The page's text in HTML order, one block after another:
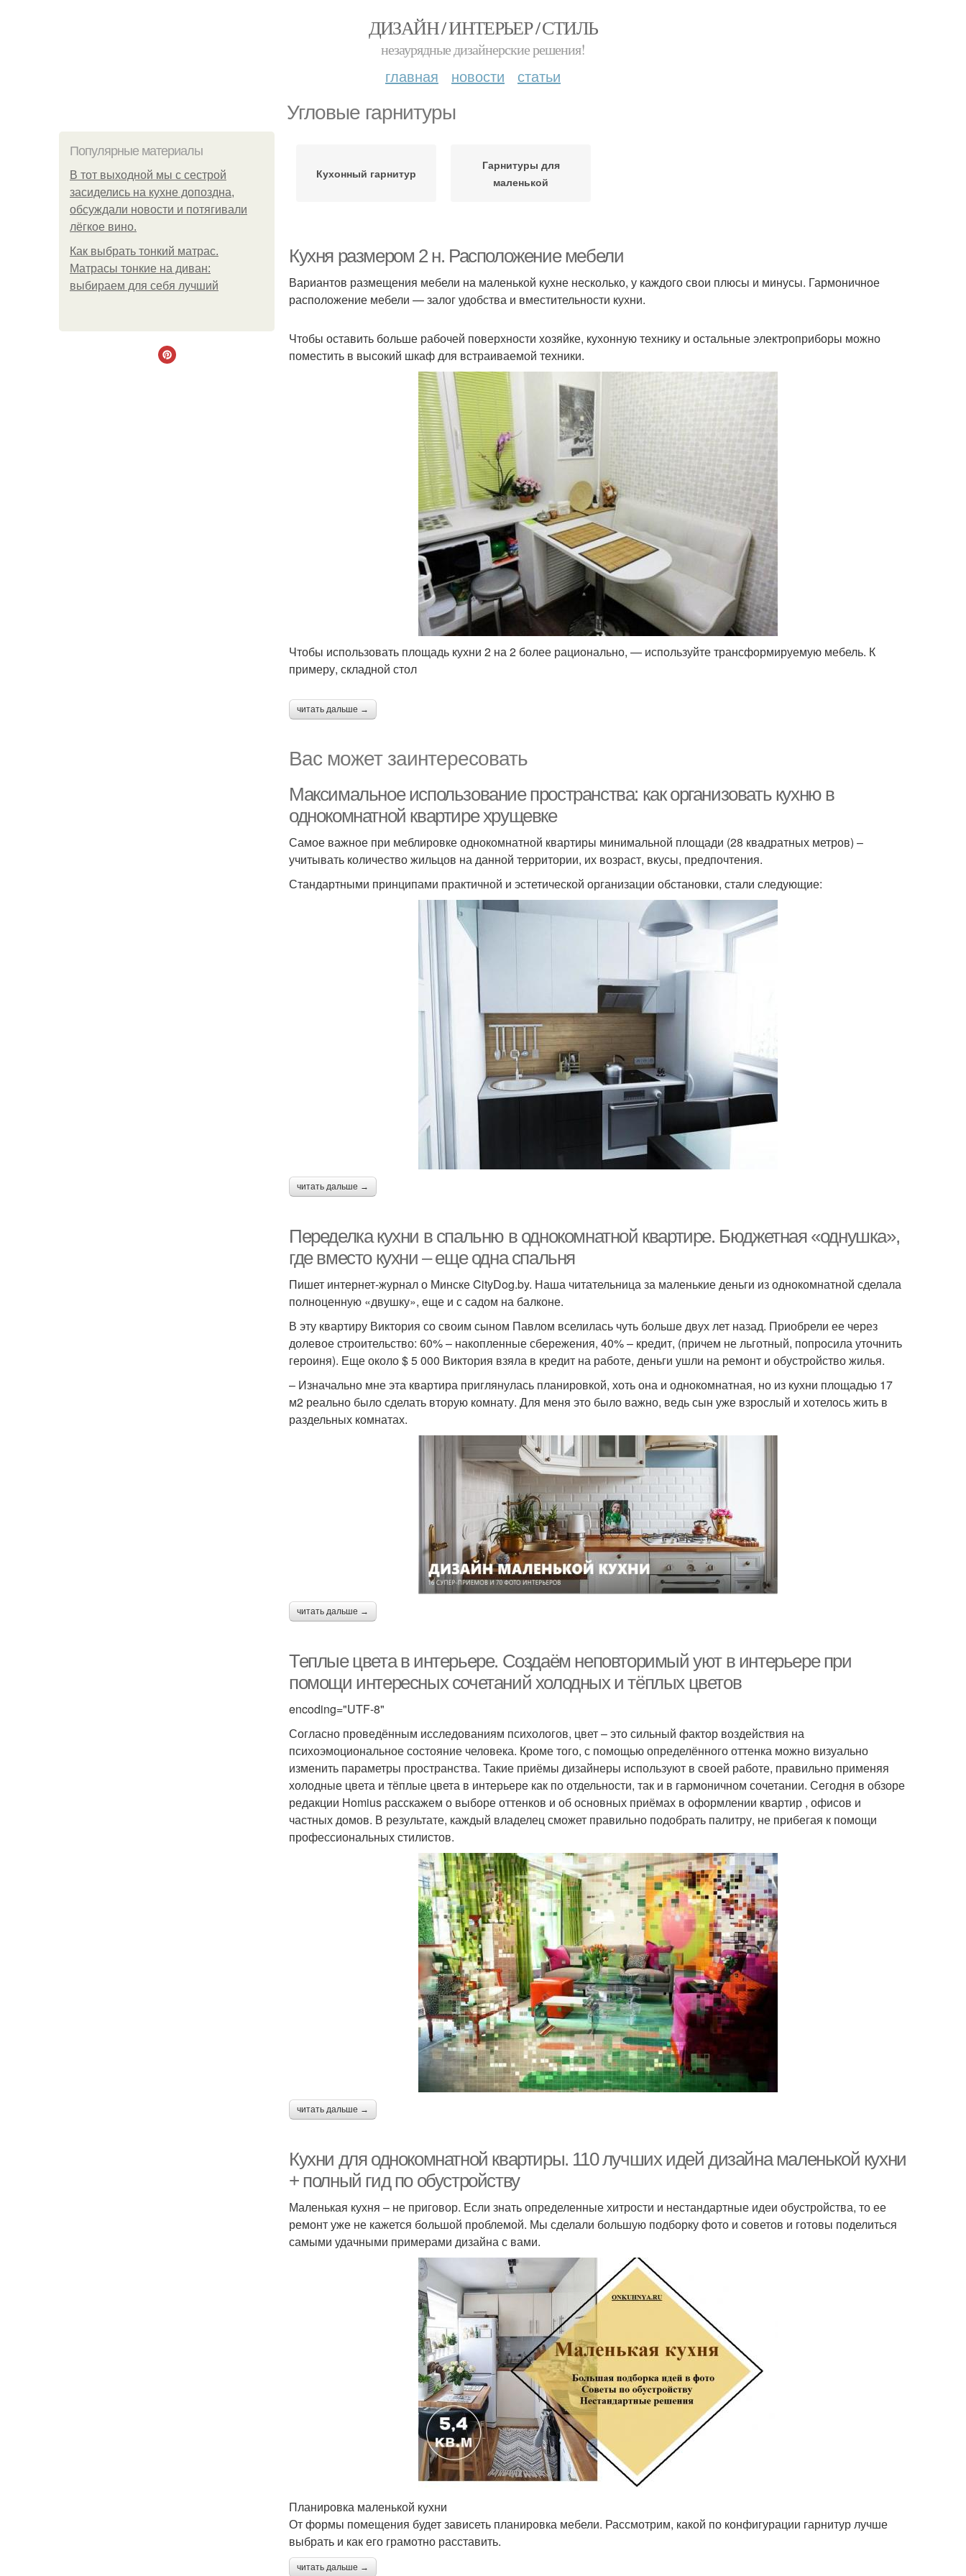
ДИЗАЙН / ИНТЕРЬЕР / СТИЛЬ
незаурядные дизайнерские решения!
главная новости статьи
Угловые гарнитуры
Популярные материалы
В тот выходной мы с сестрой
засиделись на кухне допоздна,
обсуждали новости и потягивали
лёгкое вино.
Как выбрать тонкий матрас.
Матрасы тонкие на диван:
выбираем для себя лучший
Кухонный гарнитур
Гарнитуры для
маленькой
Кухня размером 2 н. Расположение мебели
Вариантов размещения мебели на маленькой кухне несколько, у каждого свои плюсы и минусы. Гармоничное
расположение мебели — залог удобства и вместительности кухни.
Чтобы оставить больше рабочей поверхности хозяйке, кухонную технику и остальные электроприборы можно
поместить в высокий шкаф для встраиваемой техники.
Чтобы использовать площадь кухни 2 на 2 более рационально, — используйте трансформируемую мебель. К
примеру, складной стол
читать дальше →
Вас может заинтересовать
Максимальное использование пространства: как организовать кухню в
однокомнатной квартире хрущевке
Самое важное при меблировке однокомнатной квартиры минимальной площади (28 квадратных метров) –
учитывать количество жильцов на данной территории, их возраст, вкусы, предпочтения.
Стандартными принципами практичной и эстетической организации обстановки, стали следующие:
читать дальше →
Переделка кухни в спальню в однокомнатной квартире. Бюджетная «однушка»,
где вместо кухни – еще одна спальня
Пишет интернет-журнал о Минске CityDog.by. Наша читательница за маленькие деньги из однокомнатной сделала
полноценную «двушку», еще и с садом на балконе.
В эту квартиру Виктория со своим сыном Павлом вселилась чуть больше двух лет назад. Приобрели ее через
долевое строительство: 60% – накопленные сбережения, 40% – кредит, (причем не льготный, попросила уточнить
героиня). Еще около $ 5 000 Виктория взяла в кредит на работе, деньги ушли на ремонт и обустройство жилья.
– Изначально мне эта квартира приглянулась планировкой, хоть она и однокомнатная, но из кухни площадью 17
м2 реально было сделать вторую комнату. Для меня это было важно, ведь сын уже взрослый и хотелось жить в
раздельных комнатах.
читать дальше →
Теплые цвета в интерьере. Создаём неповторимый уют в интерьере при
помощи интересных сочетаний холодных и тёплых цветов
encoding="UTF-8"
Согласно проведённым исследованиям психологов, цвет – это сильный фактор воздействия на
психоэмоциональное состояние человека. Кроме того, с помощью определённого оттенка можно визуально
изменить параметры пространства. Такие приёмы дизайнеры используют в своей работе, правильно применяя
холодные цвета и тёплые цвета в интерьере как по отдельности, так и в гармоничном сочетании. Сегодня в обзоре
редакции Homius расскажем о выборе оттенков и об основных приёмах в оформлении квартир , офисов и
частных домов. В результате, каждый владелец сможет правильно подобрать палитру, не прибегая к помощи
профессиональных стилистов.
читать дальше →
Кухни для однокомнатной квартиры. 110 лучших идей дизайна маленькой кухни
+ полный гид по обустройству
Маленькая кухня – не приговор. Если знать определенные хитрости и нестандартные идеи обустройства, то ее
ремонт уже не кажется большой проблемой. Мы сделали большую подборку фото и советов и готовы поделиться
самыми удачными примерами дизайна с вами.
Планировка маленькой кухни
От формы помещения будет зависеть планировка мебели. Рассмотрим, какой по конфигурации гарнитур лучше
выбрать и как его грамотно расставить.
читать дальше →